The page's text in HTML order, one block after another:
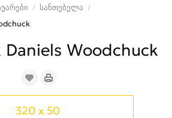
სანთებელა
Woodchuck
320 x 50